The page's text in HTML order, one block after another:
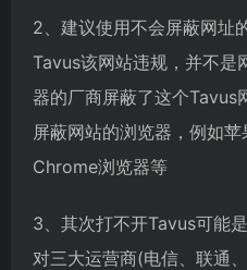
2、建议使用不会屏蔽网址
Tavus该网站违规，并不是
器的厂商屏蔽了这个Tavus
屏蔽网站的浏览器，例如苹
Chrome浏览器等
3、其次打不开Tavus可能
对三大运营商(电信、联通